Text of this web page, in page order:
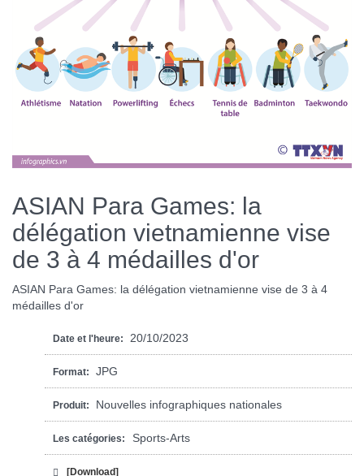
ASIAN Para Games: la
délégation vietnamienne vise
de 3 à 4 médailles d'or
ASIAN Para Games: la délégation vietnamienne vise de 3 à 4
médailles d'or
Date et l'heure: 20/10/2023
Format: JPG
Produit: Nouvelles infographiques nationales
Les catégories: Sports-Arts
[Download]